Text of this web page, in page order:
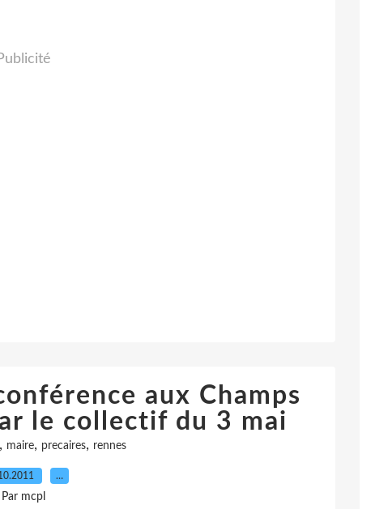
aux Champs
le collectif du 3 mai
, maire, precaires, rennes
…
Par mcpl